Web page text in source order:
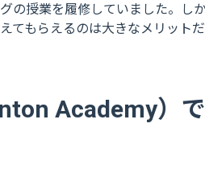
の授業を履修していました。し
てもらえるのは大きなメリットだ
Academy）